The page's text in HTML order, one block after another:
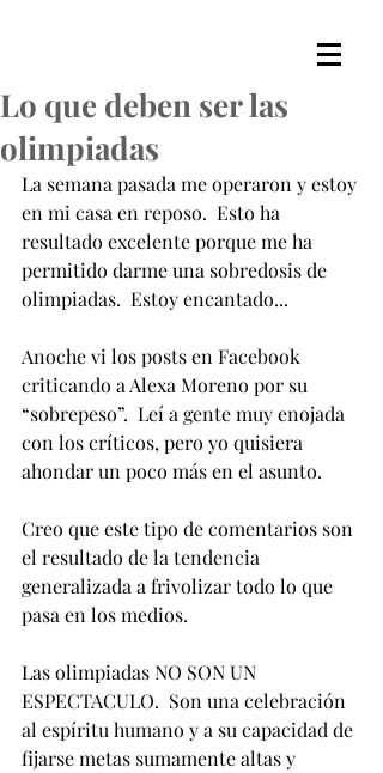
Lo que deben ser las
olimpiadas
La semana pasada me operaron y estoy
en mi casa en reposo.  Esto ha
resultado excelente porque me ha
permitido darme una sobredosis de
olimpiadas.  Estoy encantado...
Anoche vi los posts en Facebook
criticando a Alexa Moreno por su
“sobrepeso”.  Leí a gente muy enojada
con los críticos, pero yo quisiera
ahondar un poco más en el asunto.
Creo que este tipo de comentarios son
el resultado de la tendencia
generalizada a frivolizar todo lo que
pasa en los medios.
Las olimpiadas NO SON UN
ESPECTACULO.  Son una celebración
al espíritu humano y a su capacidad de
fijarse metas sumamente altas y